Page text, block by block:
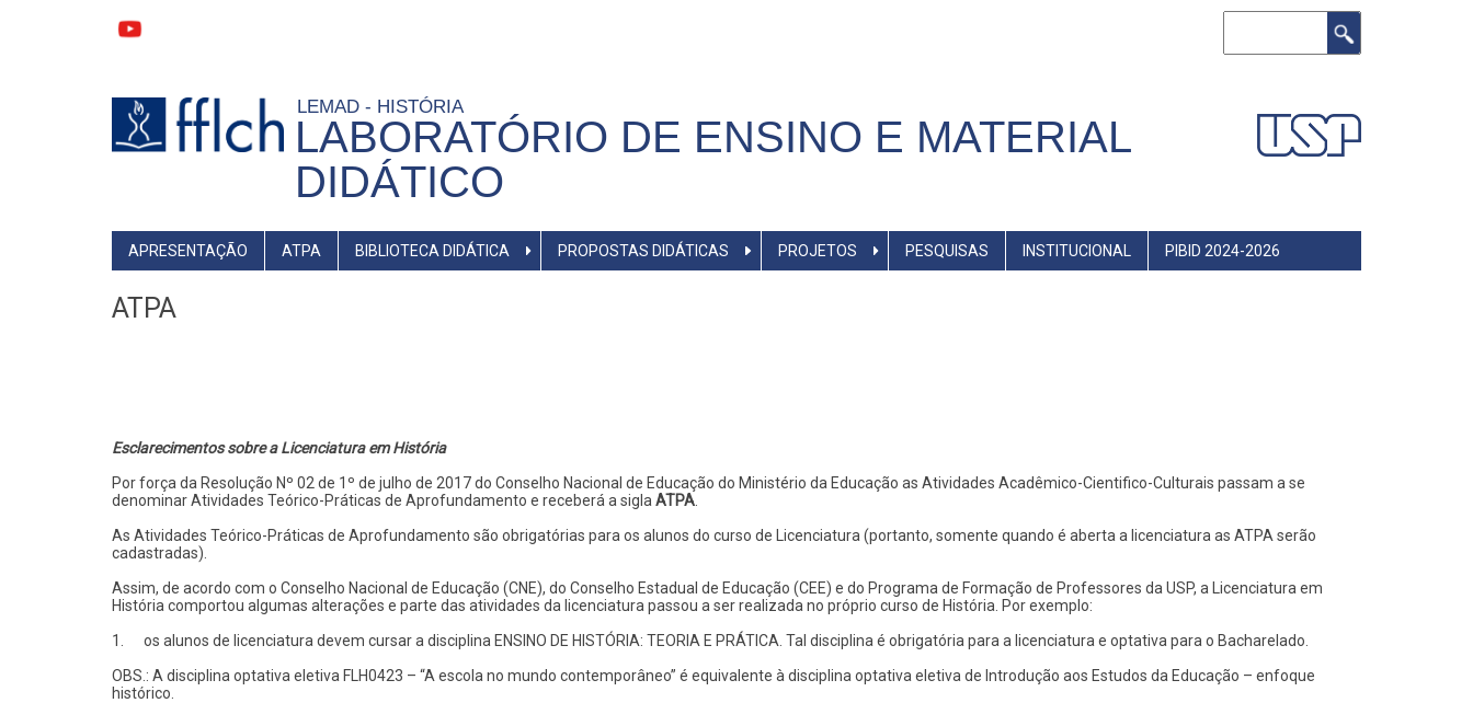
LEMAD - HISTÓRIA
LABORATÓRIO DE ENSINO E MATERIAL
DIDÁTICO
MAIN
NAVIGATION
APRESENTAÇÃO ATPA BIBLIOTECA DIDÁTICA PROPOSTAS DIDÁTICAS PROJETOS PESQUISAS INSTITUCIONAL PIBID 2024-2026
ATPA
Esclarecimentos sobre a Licenciatura em História
Por força da Resolução Nº 02 de 1º de julho de 2017 do Conselho Nacional de Educação do Ministério da Educação as Atividades Acadêmico-Cientifico-Culturais passam a se
denominar Atividades Teórico-Práticas de Aprofundamento e receberá a sigla ATPA
As Atividades Teórico-Práticas de Aprofundamento são obrigatórias para os alunos do curso de Licenciatura (portanto, somente quando é aberta a licenciatura as ATPA serão
cadastradas).
Assim, de acordo com o Conselho Nacional de Educação (CNE), do Conselho Estadual de Educação (CEE) e do Programa de Formação de Professores da USP, a Licenciatura em
História comportou algumas alterações e parte das atividades da licenciatura passou a ser realizada no próprio curso de História. Por exemplo:
1. os alunos de licenciatura devem cursar a disciplina ENSINO DE HISTÓRIA: TEORIA E PRÁTICA. Tal disciplina é obrigatória para a licenciatura e optativa para o Bacharelado.
OBS.: A disciplina optativa eletiva FLH0423 – “A escola no mundo contemporâneo” é equivalente à disciplina optativa eletiva de Introdução aos Estudos da Educação – enfoque
histórico.